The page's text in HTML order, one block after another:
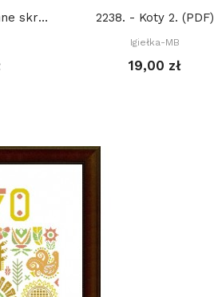
10 K 251. - Jesienne skrzaty (PDF) 2238. - Koty 2. (PDF)
Igiełka-MB
19,00 zł